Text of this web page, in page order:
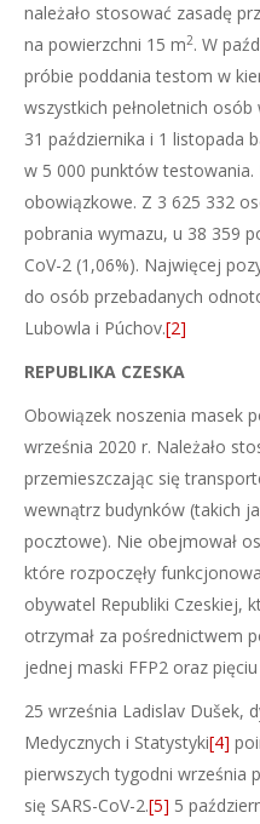
należało stosować zasadę
na powierzchni 15 m2. W
próbie poddania testom w
wszystkich pełnoletnich osób
31 października i 1 listopada
w 5 000 punktów testowania.
obowiązkowe. Z 3 625 332
pobrania wymazu, u 38 359
CoV-2 (1,06%). Najwięcej
do osób przebadanych
Lubowla i Púchov.[2]
REPUBLIKA CZESKA
Obowiązek noszenia masek
września 2020 r. Należało
przemieszczając się
wewnątrz budynków (takich
pocztowe). Nie obejmował
które rozpoczęły
obywatel Republiki Czeskiej,
otrzymał za pośrednictwem
jednej maski FFP2 oraz
25 września Ladislav Dušek,
Medycznych i Statystyki[4]
pierwszych tygodni września
się SARS-CoV-2.[5] 5